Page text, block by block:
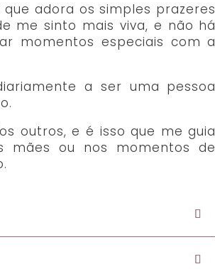
adora os simples prazeres
me sinto mais viva, e não há
momentos especiais com a
a ser uma pessoa
outros, e é isso que me guia
ou nos momentos de